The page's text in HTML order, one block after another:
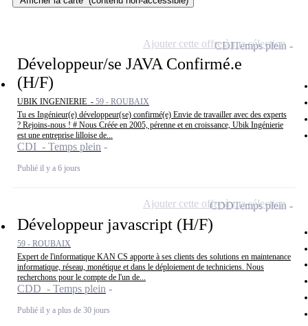
Développeur/se JAVA Confirmé.e
(H/F)
UBIK INGENIERIE - 59 - ROUBAIX
Tu es Ingénieur(e) développeur(se) confirmé(e) Envie de travailler avec des experts
? Rejoins-nous ! # Nous Créée en 2005, pérenne et en croissance, Ubik Ingénierie
est une entreprise lilloise de...
CDI - Temps plein
Publié il y a 6 jours
CDITemps plein
Ajouter cette offre à ma sélection
Développeur javascript (H/F)
59 - ROUBAIX
Expert de l'informatique KAN CS apporte à ses clients des solutions en maintenance
informatique, réseau, monétique et dans le déploiement de techniciens. Nous
recherchons pour le compte de l'un de...
CDD - Temps plein
Publié il y a plus de 30 jours
CDDTemps plein
Ajouter cette offre à ma sélection